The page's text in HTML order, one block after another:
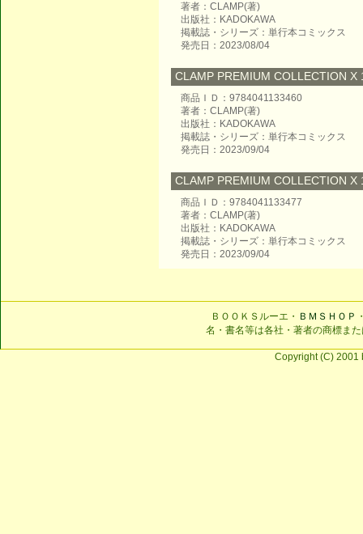
著者：CLAMP(著)
出版社：KADOKAWA
掲載誌・シリーズ：単行本コミックス
発売日：2023/08/04
CLAMP PREMIUM COLLECTION X
商品ＩＤ：9784041133460
著者：CLAMP(著)
出版社：KADOKAWA
掲載誌・シリーズ：単行本コミックス
発売日：2023/09/04
CLAMP PREMIUM COLLECTION X
商品ＩＤ：9784041133477
著者：CLAMP(著)
出版社：KADOKAWA
掲載誌・シリーズ：単行本コミックス
発売日：2023/09/04
ＢＯＯＫＳルーエ・ ＢＭＳＨＯＰ
名・書名等は各社・著者の商標ま
Copyright (C) 2001